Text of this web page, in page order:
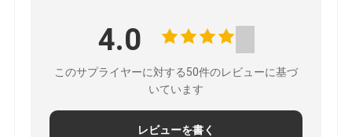
4.0
このサプライヤーに対する50件のレビューに基づ
いています
レビューを書く